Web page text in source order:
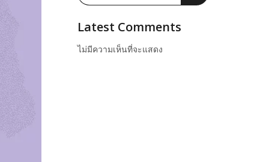
Latest Comments
ไม่มีความเห็นที่จะแสดง